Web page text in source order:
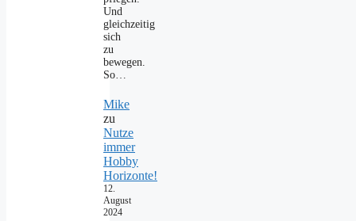
Und
gleichzeitig
sich
zu
bewegen.
So…
Mike
zu
Nutze
immer
Hobby
Horizonte!
12.
August
2024